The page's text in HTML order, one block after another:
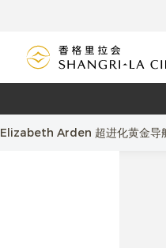
Elizabeth Arden 超进化黄金导